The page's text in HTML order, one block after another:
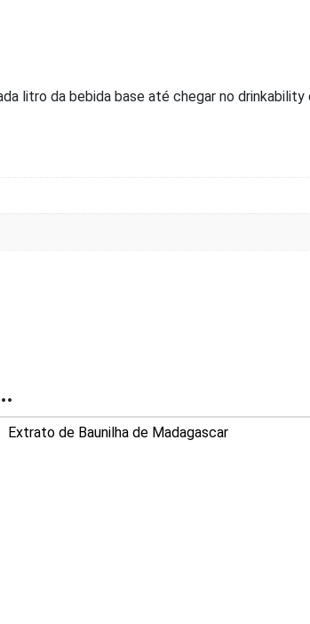
litro da bebida base até chegar no drinkability